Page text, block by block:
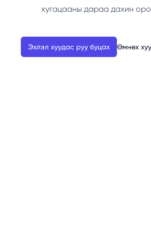
хугацааны дараа дахин
Эхлэл хуудас руу буцах Өмнөх